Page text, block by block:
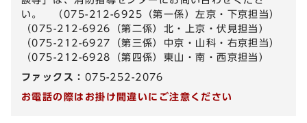
い。 （075-212-6925（第一係）左京・下京担当）
（075-212-6926（第二係）北・上京・伏見担当）
（075-212-6927（第三係）中京・山科・右京担当）
（075-212-6928（第四係）東山・南・西京担当）
ファックス： 075-252-2076
お電話の際はお掛け間違いにご注意ください